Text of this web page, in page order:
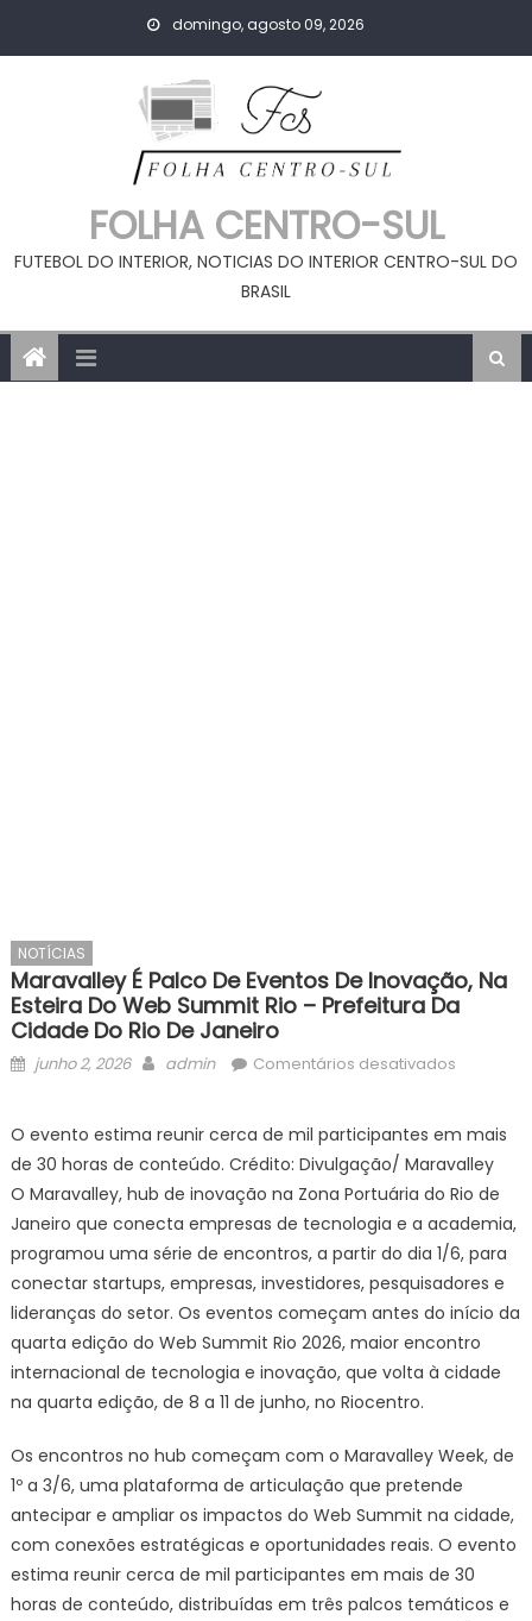
domingo, agosto 09, 2026
FOLHA CENTRO-SUL
FUTEBOL DO INTERIOR, NOTICIAS DO INTERIOR CENTRO-SUL DO
BRASIL
NOTÍCIAS
Maravalley É Palco De Eventos De Inovação, Na
Esteira Do Web Summit Rio – Prefeitura Da
Cidade Do Rio De Janeiro
Posted
junho 2, 2026 Author
admin Comentários desativadosem
palco
de
eventos
de
inovação,
na
esteira
do
Web
–
Prefeitura
da
Cidade
do
Rio
de
O evento estima reunir cerca de mil participantes em mais
de 30 horas de conteúdo. Crédito: Divulgação/ Maravalley
O Maravalley, hub de inovação na Zona Portuária do Rio de
Janeiro que conecta empresas de tecnologia e a academia,
programou uma série de encontros, a partir do dia 1/6, para
conectar startups, empresas, investidores, pesquisadores e
lideranças do setor. Os eventos começam antes do início da
quarta edição do Web Summit Rio 2026, maior encontro
internacional de tecnologia e inovação, que volta à cidade
na quarta edição, de 8 a 11 de junho, no Riocentro.
Os encontros no hub começam com o Maravalley Week, de
1º a 3/6, uma plataforma de articulação que pretende
antecipar e ampliar os impactos do Web Summit na cidade,
com conexões estratégicas e oportunidades reais. O evento
estima reunir cerca de mil participantes em mais de 30
horas de conteúdo, distribuídas em três palcos temáticos e